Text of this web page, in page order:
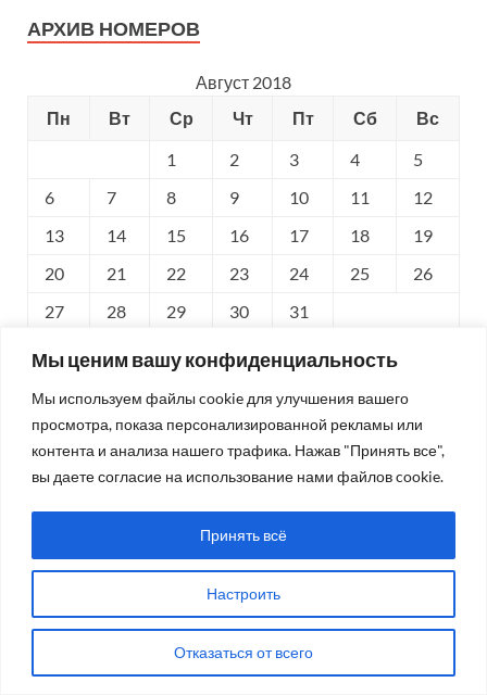
Мы ценим вашу конфиденциальность
Мы используем файлы cookie для улучшения вашего
просмотра, показа персонализированной рекламы или
контента и анализа нашего трафика. Нажав "Принять все",
вы даете согласие на использование нами файлов cookie.
Настроить
Отказаться от всего
Принять всё
АРХИВ НОМЕРОВ
Август 2018
Пн
Вт Ср Чт Пт Сб
Вс
1
2 3 4
5
6
7 8 9 10 11
12
13
14 15 16 17 18
19
20
21 22 23 24 25
26
27
28 29 30 31
Сен »
ОПРОС
Подорожание чего Вы сильнее всего ощутили в
последнее время?
Продукты
Лекарства